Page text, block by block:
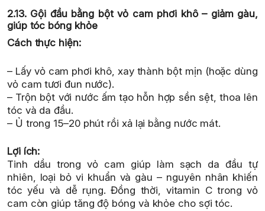
2.13. Gội đầu bằng bột vỏ cam phơi khô – giảm gàu,
giúp tóc bóng khỏe
Cách thực hiện:
– Lấy vỏ cam phơi khô, xay thành bột mịn (hoặc dùng
vỏ cam tươi đun nước).
– Trộn bột với nước ấm tạo hỗn hợp sền sệt, thoa lên
tóc và da đầu.
– Ủ trong 15–20 phút rồi xả lại bằng nước mát.
Lợi ích:
Tinh dầu trong vỏ cam giúp làm sạch da đầu tự
nhiên, loại bỏ vi khuẩn và gàu – nguyên nhân khiến
tóc yếu và dễ rụng. Đồng thời, vitamin C trong vỏ
cam còn giúp tăng độ bóng và khỏe cho sợi tóc.